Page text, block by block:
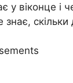
у віконце і
знає,